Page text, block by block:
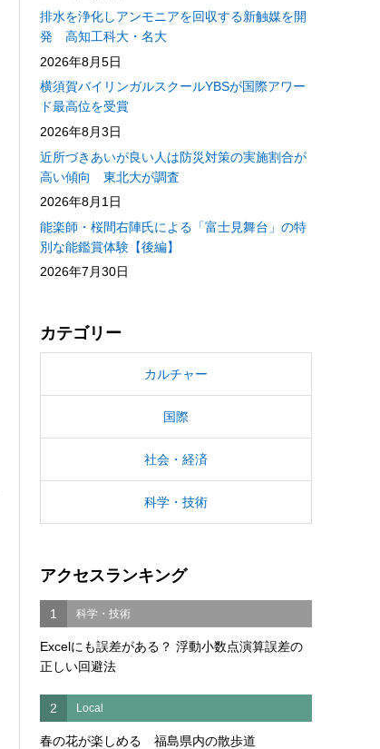
排水を浄化しアンモニアを回収する新触媒を開
発 高知工科大・名大
2026年8月5日
横須賀バイリンガルスクールYBSが国際アワー
ド最高位を受賞
2026年8月3日
近所づきあいが良い人は防災対策の実施割合が
高い傾向 東北大が調査
2026年8月1日
能楽師・桜間右陣氏による「富士見舞台」の特
別な能鑑賞体験【後編】
2026年7月30日
カテゴリー
カルチャー
国際
社会・経済
科学・技術
アクセスランキング
1 科学・技術
Excelにも誤差がある？ 浮動小数点演算誤差の
正しい回避法
2 Local
春の花が楽しめる 福島県内の散歩道